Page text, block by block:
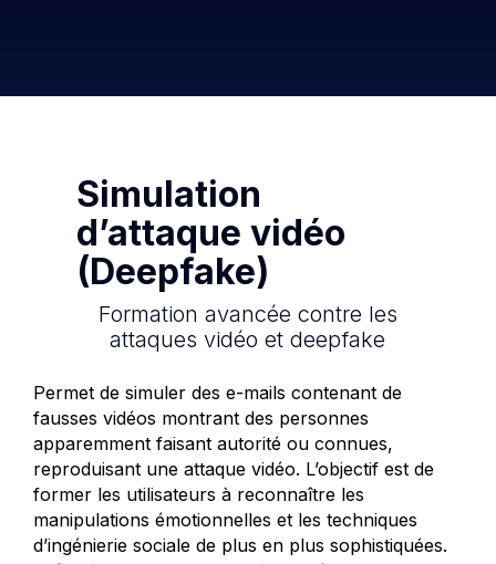
Simulation
d’attaque vidéo
(Deepfake)
Formation avancée contre les
attaques vidéo et deepfake
Permet de simuler des e-mails contenant de
fausses vidéos montrant des personnes
apparemment faisant autorité ou connues,
reproduisant une attaque vidéo. L’objectif est de
former les utilisateurs à reconnaître les
manipulations émotionnelles et les techniques
d’ingénierie sociale de plus en plus sophistiquées.